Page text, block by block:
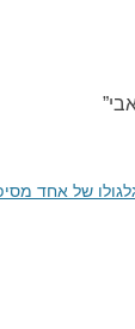
”
של אחד